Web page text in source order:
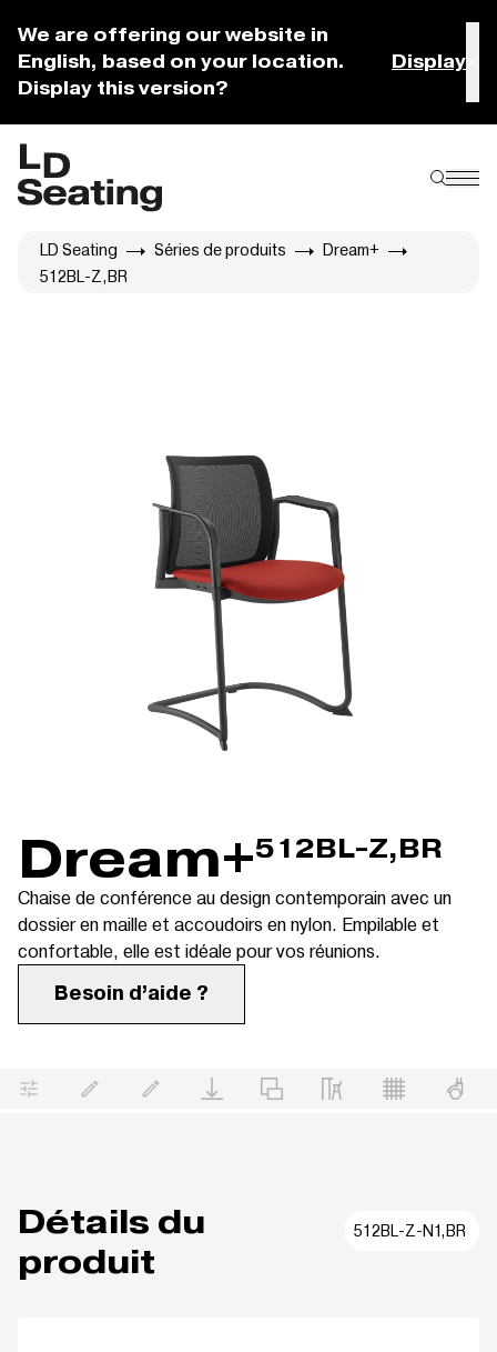
We are offering our website in
English, based on your location.
Display this version?
Display
LD Seating Séries de produits
Dream+
512BL-Z,BR
Dream+512BL-Z,BR
Chaise de conférence au design contemporain avec un
dossier en maille et accoudoirs en nylon. Empilable et
confortable, elle est idéale pour vos réunions.
Besoin d’aide ?
Détails du
produit
512BL-Z-N1,BR